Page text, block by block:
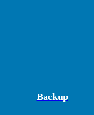
Backup